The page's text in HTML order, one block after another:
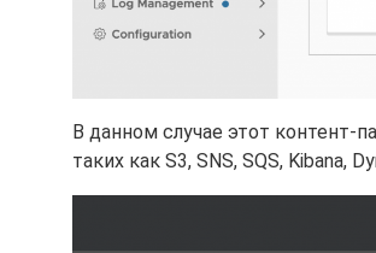
В данном случае этот контент-
таких как S3, SNS, SQS, Kibana,